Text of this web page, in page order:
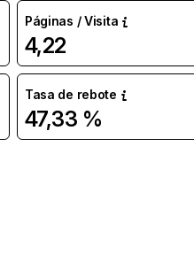
Páginas / Visita
4,22
Tasa de rebote
47,33 %